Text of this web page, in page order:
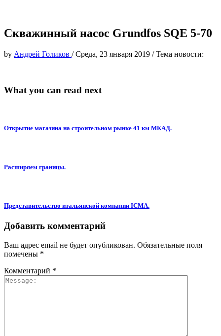
Скважинный насос Grundfos SQE 5-70
by Андрей Голиков /Среда, 23 января 2019 /Тема новости:
What you can read next
Открытие магазина на строительном рынке 41 км МКАД.
Расширяем границы.
Представительство итальянской компании ICMA.
Добавить комментарий
Ваш адрес email не будет опубликован. Обязательные поля
помечены *
Комментарий *